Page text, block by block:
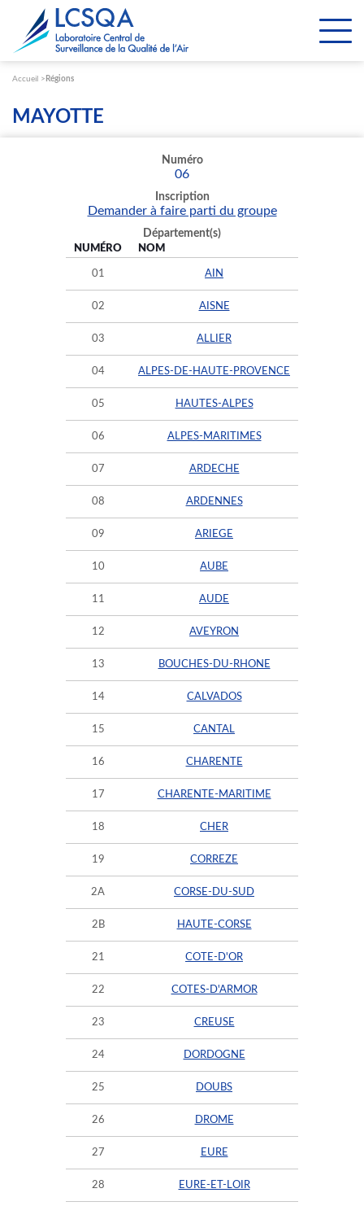
Accueil Régions
MAYOTTE
Numéro
06
Inscription
Demander à faire parti du groupe
Département(s)
NUMÉRO NOM
01 AIN
02 AISNE
03 ALLIER
04 ALPES-DE-HAUTE-PROVENCE
05 HAUTES-ALPES
06 ALPES-MARITIMES
07 ARDECHE
08 ARDENNES
09 ARIEGE
10 AUBE
11 AUDE
12 AVEYRON
13 BOUCHES-DU-RHONE
14 CALVADOS
15 CANTAL
16 CHARENTE
17 CHARENTE-MARITIME
18 CHER
19 CORREZE
2A CORSE-DU-SUD
2B HAUTE-CORSE
21 COTE-D'OR
22 COTES-D'ARMOR
23 CREUSE
24 DORDOGNE
25 DOUBS
26 DROME
27 EURE
28 EURE-ET-LOIR
Paramétrer les cookies